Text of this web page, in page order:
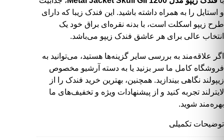
و استایل را به همراه داشته باشید. این فندک زیبا که دارای
طرح زیپو اسکلت است، با بدنه نقره‌ای براق خود یک
انتخاب عالی برای هر عاشق فندک زیپو می‌باشد.
اگر علاقه‌مند به بررسی سایر گزینه‌ها هستید، می‌توانید به
فروشگاه کامل ما سر بزنید یا به دسته آرشیو مخصوص
زیپولند نگاهی بیندازید. همچنین، بهترین خرید فندک را از
لایترلند تجربه کنید و از پیشنهادات ویژه و تخفیف‌های ما
بهره‌مند شوید.
توضیحات تکمیلی